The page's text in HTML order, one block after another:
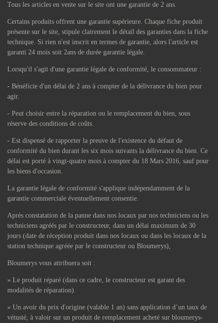
Tous les articles en vente sur le site ont une garantie de 2 ans.
Certains produits offrent une garantie supérieure. Chaque fiche produit
présente sur le site, stipule clairement le détail des garanties dans la fiche
technique. Si rien n'est inscrit en termes de garantie, alors l'article est
garanti 24 mois soit 2ans de durée garantie légale.
Lorsqu'il s'agit d'une garantie légale de conformité, le consommateur :
- Bénéficie d'un délai de 2 ans à compter de la délivrance du bien pour
agir.
- Peut choisir entre la réparation ou le remplacement du bien, sous
réserve des conditions de coûts.
- Est dispensé de rapporter la preuve de l'existence du défaut de
conformité du bien durant les six mois suivants la délivrance du bien. Ce
délai est porté à vingt-quatre mois à compter du 18 Mars 2016, sauf pour
les biens d'occasion.
La garantie légale de conformité s'applique indépendamment de la
garantie commerciale éventuellement consentie.
Après constatation de la panne dans nos locaux par nos techniciens ou les
techniciens agréés par le constructeur, dans un délai maximum de 30
jours (date de réception produit dans nos locaux ou dans les locaux de la
station technique agréée par le constructeur ou Bloumerys),
Bloumerys vous attribuera soit :
» Le produit réparé (dans ce cadre, le constructeur est garant des
modalités de réparation).
» Un avoir du prix d'origine (valable 1 an) sans application d’un taux de
vétusté, à valoir sur un produit de remplacement acheté sur bloumerys-